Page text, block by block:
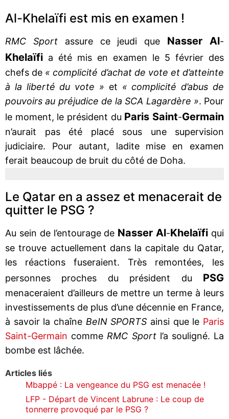
Al-Khelaïfi est mis en examen !
RMC Sport assure ce jeudi que Nasser Al-
Khelaïfi a été mis en examen le 5 février des
chefs de « complicité d’achat de vote et d’atteinte
à la liberté du vote » et « complicité d’abus de
pouvoirs au préjudice de la SCA Lagardère ». Pour
le moment, le président du Paris Saint-Germain
n’aurait pas été placé sous une supervision
judiciaire. Pour autant, ladite mise en examen
ferait beaucoup de bruit du côté de Doha.
Le Qatar en a assez et menacerait de
quitter le PSG ?
Au sein de l’entourage de Nasser Al-Khelaïfi qui
se trouve actuellement dans la capitale du Qatar,
les réactions fuseraient. Très remontées, les
personnes proches du président du PSG
menaceraient d’ailleurs de mettre un terme à leurs
investissements de plus d’une décennie en France,
à savoir la chaîne BeIN SPORTS ainsi que le Paris
Saint-Germain comme RMC Sportl’a souligné. La
bombe est lâchée.
Articles liés
Mbappé : La vengeance du PSG est menacée !
LFP - Départ de Vincent Labrune : Le coup de
tonnerre provoqué par le PSG ?